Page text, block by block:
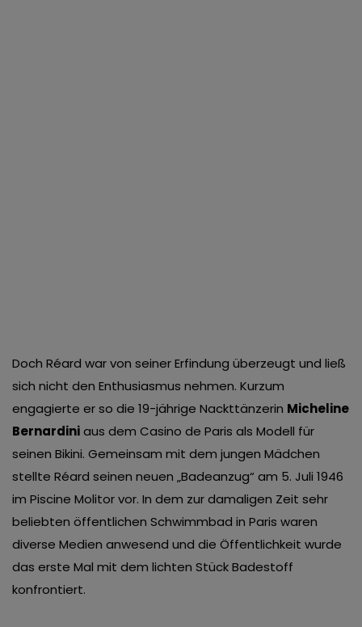
Doch Réard war von seiner Erfindung überzeugt und ließ
sich nicht den Enthusiasmus nehmen. Kurzum
engagierte er so die 19-jährige Nackttänzerin Micheline
Bernardiniaus dem Casino de Paris als Modell für
seinen Bikini. Gemeinsam mit dem jungen Mädchen
stellte Réard seinen neuen „Badeanzug“ am 5. Juli 1946
im Piscine Molitor vor. In dem zur damaligen Zeit sehr
beliebten öffentlichen Schwimmbad in Paris waren
diverse Medien anwesend und die Öffentlichkeit wurde
das erste Mal mit dem lichten Stück Badestoff
konfrontiert.